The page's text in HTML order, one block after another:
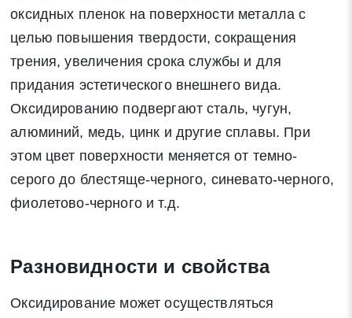
оксидных пленок на поверхности металла с
целью повышения твердости, сокращения
трения, увеличения срока службы и для
придания эстетического внешнего вида.
Оксидированию подвергают сталь, чугун,
алюминий, медь, цинк и другие сплавы. При
этом цвет поверхности меняется от темно-
серого до блестяще-черного, синевато-черного,
фиолетово-черного и т.д.
Разновидности и свойства
Оксидирование может осуществляться